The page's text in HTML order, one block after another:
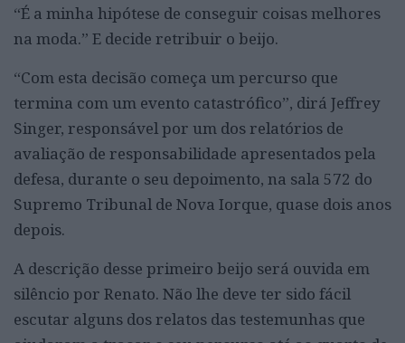
“É a minha hipótese de conseguir coisas melhores
na moda.” E decide retribuir o beijo.
“Com esta decisão começa um percurso que
termina com um evento catastrófico”, dirá Jeffrey
Singer, responsável por um dos relatórios de
avaliação de responsabilidade apresentados pela
defesa, durante o seu depoimento, na sala 572 do
Supremo Tribunal de Nova Iorque, quase dois anos
depois.
A descrição desse primeiro beijo será ouvida em
silêncio por Renato. Não lhe deve ter sido fácil
escutar alguns dos relatos das testemunhas que